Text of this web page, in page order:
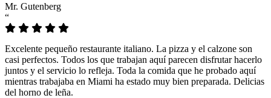
Mr. Gutenberg
“
Excelente pequeño restaurante italiano. La pizza y el calzone son
casi perfectos. Todos los que trabajan aquí parecen disfrutar hacerlo
juntos y el servicio lo refleja. Toda la comida que he probado aquí
mientras trabajaba en Miami ha estado muy bien preparada. Delicias
del horno de leña.